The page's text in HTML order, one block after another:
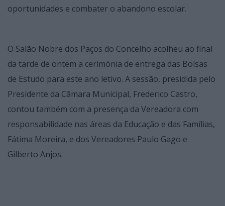
oportunidades e combater o abandono escolar.
O Salão Nobre dos Paços do Concelho acolheu ao final
da tarde de ontem a cerimónia de entrega das Bolsas
de Estudo para este ano letivo. A sessão, presidida pelo
Presidente da Câmara Municipal, Frederico Castro,
contou também com a presença da Vereadora com
responsabilidade nas áreas da Educação e das Famílias,
Fátima Moreira, e dos Vereadores Paulo Gago e
Gilberto Anjos.